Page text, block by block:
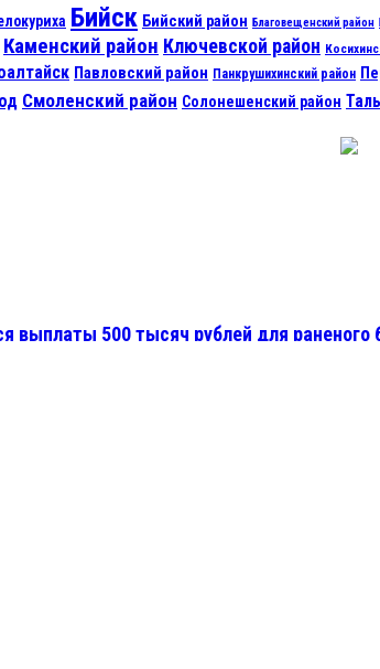
Бийск Бийский район Благовещенский район
Каменский район Ключевской район
Павловский район Панкрушихинский район
Смоленский район Солонешенский район
выплаты 500 тысяч рублей для раненого